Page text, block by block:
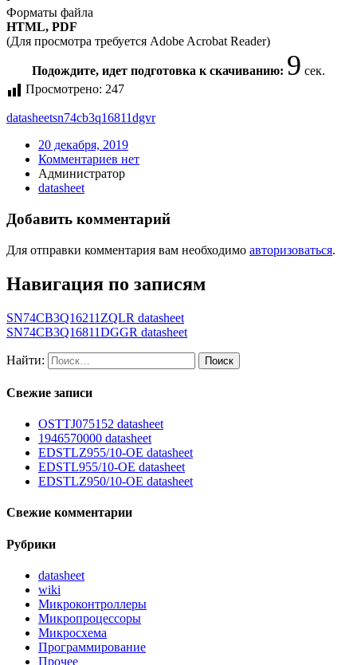
Форматы файла
HTML, PDF
(Для просмотра требуется Adobe Acrobat Reader)
Подождите, идет подготовка к скачиванию: 8 сек.
Просмотрено: 247
datasheetsn74cb3q16811dgvr
20 декабря, 2019
Комментариев нет
Администратор
datasheet
Добавить комментарий
Для отправки комментария вам необходимо авторизоваться.
Навигация по записям
SN74CB3Q16211ZQLR datasheet
SN74CB3Q16811DGGR datasheet
Найти:
Свежие записи
OSTTJ075152 datasheet
1946570000 datasheet
EDSTLZ955/10-OE datasheet
EDSTL955/10-OE datasheet
EDSTLZ950/10-OE datasheet
Свежие комментарии
Рубрики
datasheet
wiki
Микроконтроллеры
Микропроцессоры
Микросхема
Программирование
Прочее